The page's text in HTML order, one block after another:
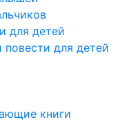
для детей
для детей
книги